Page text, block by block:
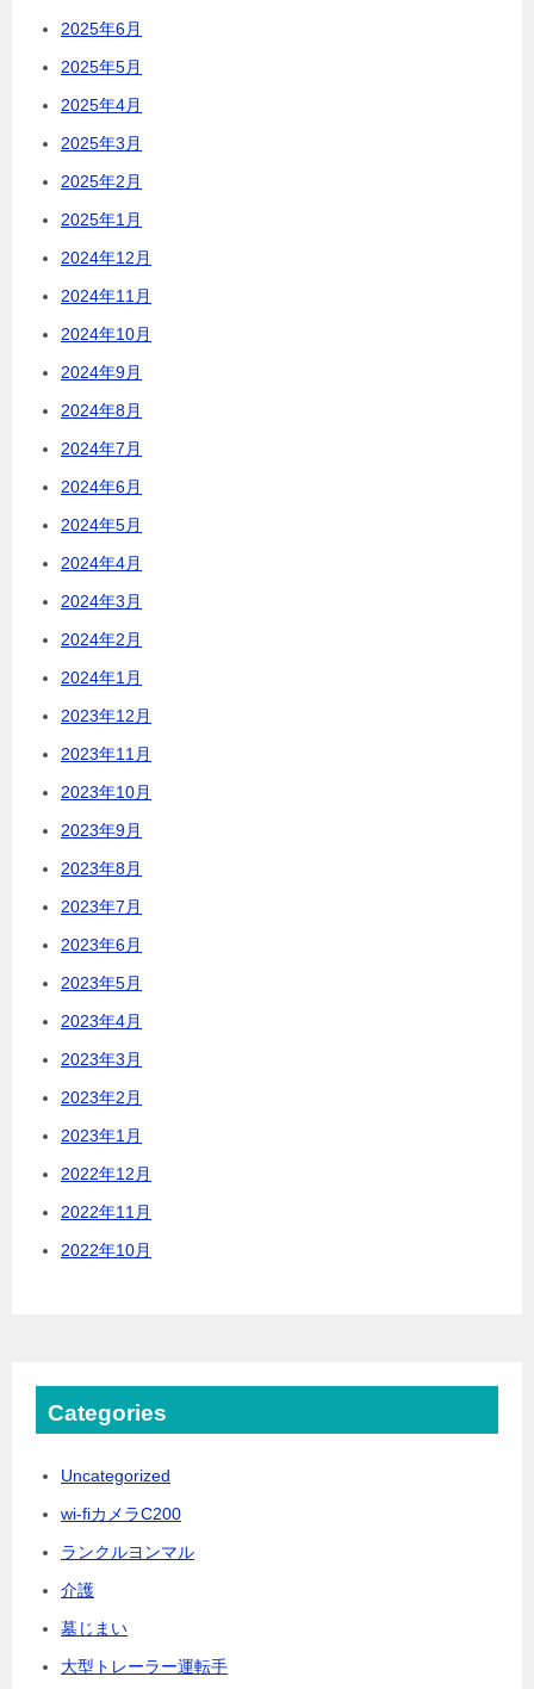
2025年6月
2025年5月
2025年4月
2025年3月
2025年2月
2025年1月
2024年12月
2024年11月
2024年10月
2024年9月
2024年8月
2024年7月
2024年6月
2024年5月
2024年4月
2024年3月
2024年2月
2024年1月
2023年12月
2023年11月
2023年10月
2023年9月
2023年8月
2023年7月
2023年6月
2023年5月
2023年4月
2023年3月
2023年2月
2023年1月
2022年12月
2022年11月
2022年10月
Categories
Uncategorized
wi-fiカメラC200
ランクルヨンマル
介護
墓じまい
大型トレーラー運転手